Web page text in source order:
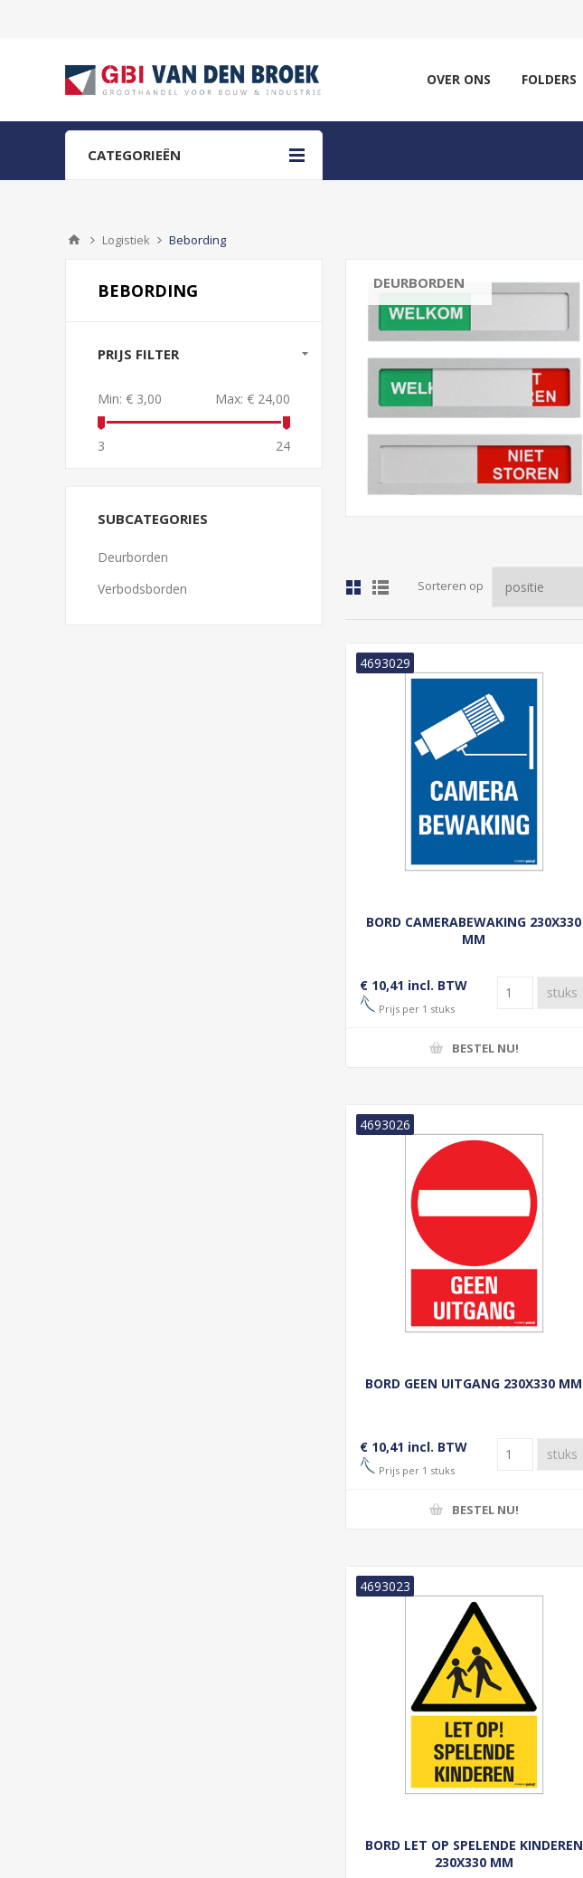
OVER ONS FOLDERS
CATEGORIEËN
Logistiek Bebording
DEURBORDEN
Sorteren op
BORD CAMERABEWAKING 230X330
MM
4693029
€ 10,41 incl. BTW
Prijs per 1 stuks
BESTEL NU!
BORD GEEN UITGANG 230X330 MM
4693026
€ 10,41 incl. BTW
Prijs per 1 stuks
BESTEL NU!
BORD LET OP SPELENDE KINDEREN
230X330 MM
4693023
BEBORDING
PRIJS FILTER
Min: € 3,00 Max: € 24,00
3 24
SUBCATEGORIES
Deurborden
Verbodsborden